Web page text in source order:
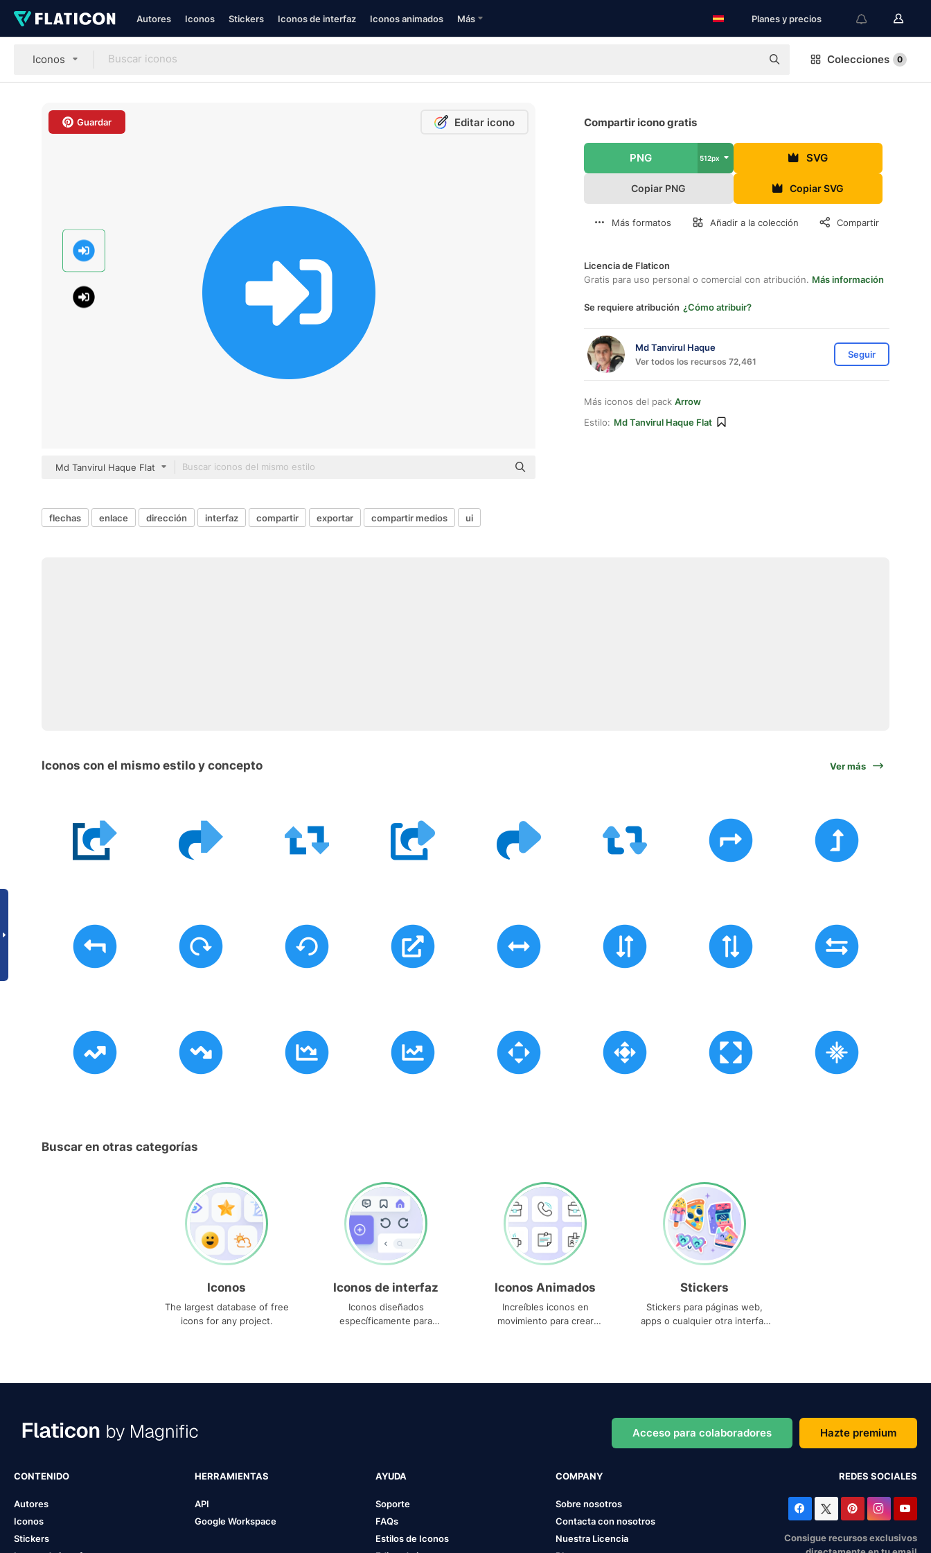
Autores Iconos Stickers Iconos de interfaz Iconos animados Más Planes y precios
Iconos Colecciones 0
Guardar Editar icono
Md Tanvirul Haque Flat
Compartir icono gratis
PNG 512px SVG
Copiar PNG Copiar SVG
Más formatos Añadir a la colección Compartir
Licencia de Flaticon
Gratis para uso personal o comercial con atribución. Más información
Se requiere atribución ¿Cómo atribuir?
Md Tanvirul Haque
Ver todos los recursos 72,461
Seguir
Más iconos del pack Arrow
Estilo: Md Tanvirul Haque Flat
flechas enlace dirección interfaz compartir exportar compartir medios ui
Iconos con el mismo estilo y concepto Ver más
Buscar en otras categorías
Iconos
The largest database of free
icons for any project.
Iconos de interfaz
Iconos diseñados
específicamente para
Iconos Animados
Increíbles iconos en
movimiento para crear
Stickers
Stickers para páginas web,
apps o cualquier otra interfaz
Acceso para colaboradores Hazte premium
CONTENIDO
Autores
Iconos
Stickers
HERRAMIENTAS
API
Google Workspace
AYUDA
Soporte
FAQs
Estilos de Iconos
COMPANY
Sobre nosotros
Contacta con nosotros
Nuestra Licencia
REDES SOCIALES
Consigue recursos exclusivos